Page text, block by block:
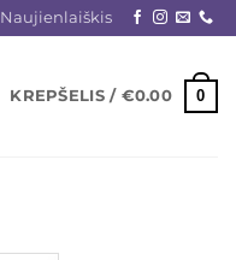
Naujienlaiškis
KREPŠELIS / €0.00 0